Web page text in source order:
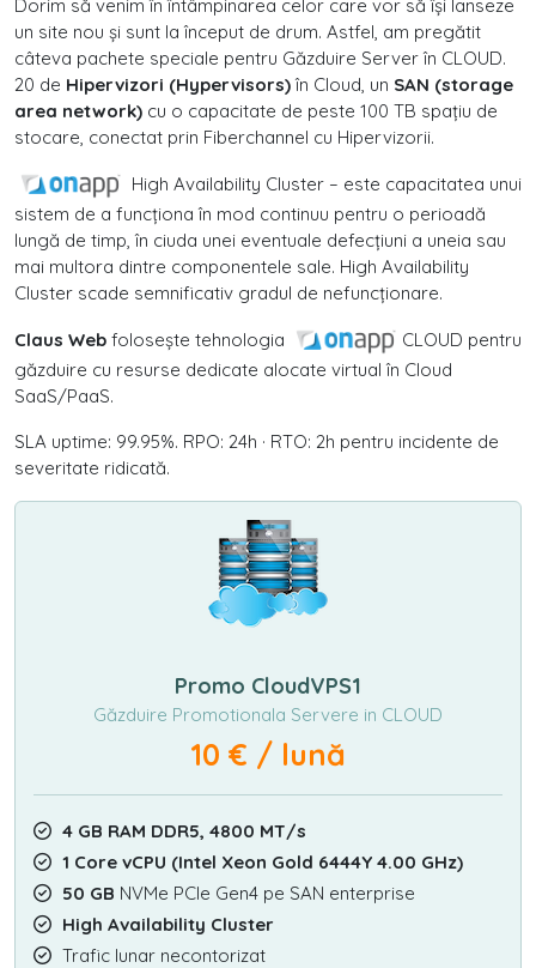
Dorim să venim în întâmpinarea celor care vor să își lanseze
un site nou și sunt la început de drum. Astfel, am pregătit
câteva pachete speciale pentru Găzduire Server în CLOUD.
20 de Hipervizori (Hypervisors)în Cloud, un SAN (storage
area network) cu o capacitate de peste 100 TB spațiu de
stocare, conectat prin Fiberchannel cu Hipervizorii.
High Availability Cluster – este capacitatea unui
sistem de a funcționa în mod continuu pentru o perioadă
lungă de timp, în ciuda unei eventuale defecțiuni a uneia sau
mai multora dintre componentele sale. High Availability
Cluster scade semnificativ gradul de nefuncționare.
Claus Web folosește tehnologia
CLOUD pentru
găzduire cu resurse dedicate alocate virtual în Cloud
SaaS/PaaS.
SLA uptime: 99.95%. RPO: 24h · RTO: 2h pentru incidente de
severitate ridicată.
Promo CloudVPS1
Găzduire Promotionala Servere in CLOUD
10 € / lună
4 GB RAM DDR5, 4800 MT/s
1 Core vCPU (Intel Xeon Gold 6444Y 4.00 GHz)
50 GB NVMe PCIe Gen4 pe SAN enterprise
High Availability Cluster
Trafic lunar necontorizat